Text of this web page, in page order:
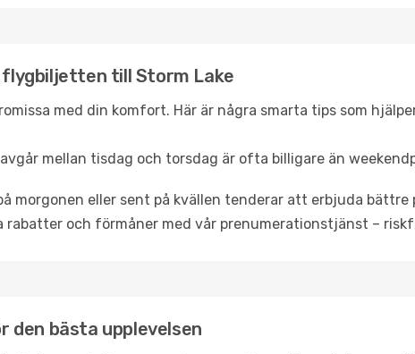
till Storm Lake
med din komfort. Här är några smarta tips som
mellan tisdag och torsdag är ofta billigare än
morgonen eller sent på kvällen tenderar att erbjuda bättre
rabatter och förmåner med vår prenumerationstjänst –
den bästa upplevelsen